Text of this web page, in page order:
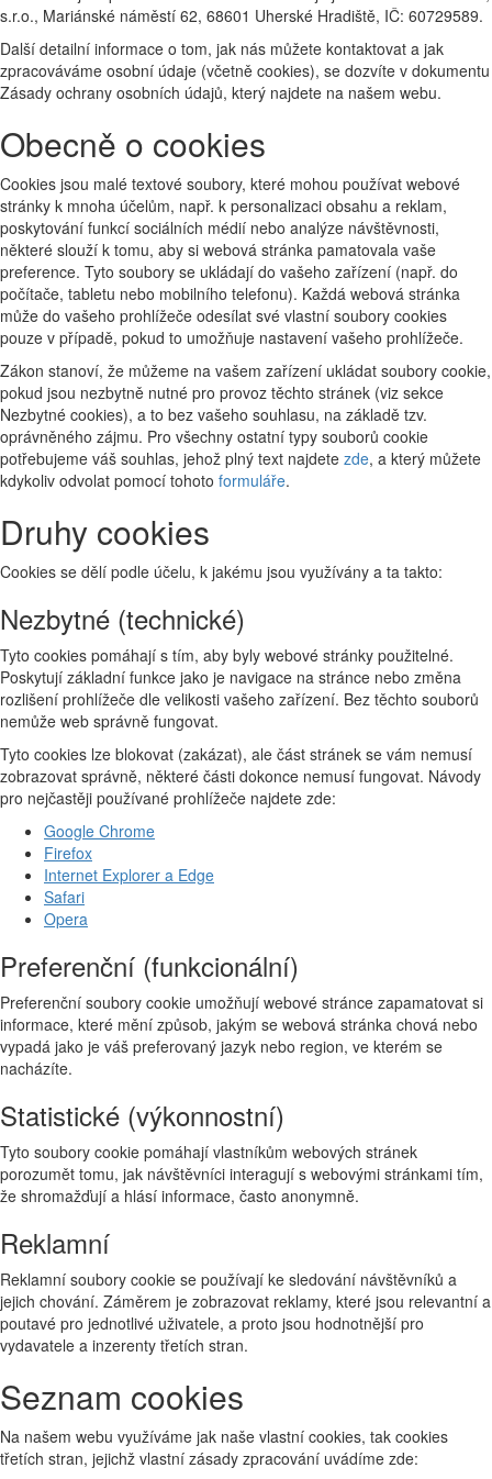
s.r.o., Mariánské náměstí 62, 68601 Uherské Hradiště, IČ: 60729589.
Další detailní informace o tom, jak nás můžete kontaktovat a jak
zpracováváme osobní údaje (včetně cookies), se dozvíte v dokumentu
Zásady ochrany osobních údajů, který najdete na našem webu.
Obecně o cookies
Cookies jsou malé textové soubory, které mohou používat webové
stránky k mnoha účelům, např. k personalizaci obsahu a reklam,
poskytování funkcí sociálních médií nebo analýze návštěvnosti,
některé slouží k tomu, aby si webová stránka pamatovala vaše
preference. Tyto soubory se ukládají do vašeho zařízení (např. do
počítače, tabletu nebo mobilního telefonu). Každá webová stránka
může do vašeho prohlížeče odesílat své vlastní soubory cookies
pouze v případě, pokud to umožňuje nastavení vašeho prohlížeče.
Zákon stanoví, že můžeme na vašem zařízení ukládat soubory cookie,
pokud jsou nezbytně nutné pro provoz těchto stránek (viz sekce
Nezbytné cookies), a to bez vašeho souhlasu, na základě tzv.
oprávněného zájmu. Pro všechny ostatní typy souborů cookie
potřebujeme váš souhlas, jehož plný text najdete zde, a který můžete
kdykoliv odvolat pomocí tohoto formuláře.
Druhy cookies
Cookies se dělí podle účelu, k jakému jsou využívány a ta takto:
Nezbytné (technické)
Tyto cookies pomáhají s tím, aby byly webové stránky použitelné.
Poskytují základní funkce jako je navigace na stránce nebo změna
rozlišení prohlížeče dle velikosti vašeho zařízení. Bez těchto souborů
nemůže web správně fungovat.
Tyto cookies lze blokovat (zakázat), ale část stránek se vám nemusí
zobrazovat správně, některé části dokonce nemusí fungovat. Návody
pro nejčastěji používané prohlížeče najdete zde:
Google Chrome
Firefox
Internet Explorer a Edge
Safari
Opera
Preferenční (funkcionální)
Preferenční soubory cookie umožňují webové stránce zapamatovat si
informace, které mění způsob, jakým se webová stránka chová nebo
vypadá jako je váš preferovaný jazyk nebo region, ve kterém se
nacházíte.
Statistické (výkonnostní)
Tyto soubory cookie pomáhají vlastníkům webových stránek
porozumět tomu, jak návštěvníci interagují s webovými stránkami tím,
že shromažďují a hlásí informace, často anonymně.
Reklamní
Reklamní soubory cookie se používají ke sledování návštěvníků a
jejich chování. Záměrem je zobrazovat reklamy, které jsou relevantní a
poutavé pro jednotlivé uživatele, a proto jsou hodnotnější pro
vydavatele a inzerenty třetích stran.
Seznam cookies
Na našem webu využíváme jak naše vlastní cookies, tak cookies
třetích stran, jejichž vlastní zásady zpracování uvádíme zde: